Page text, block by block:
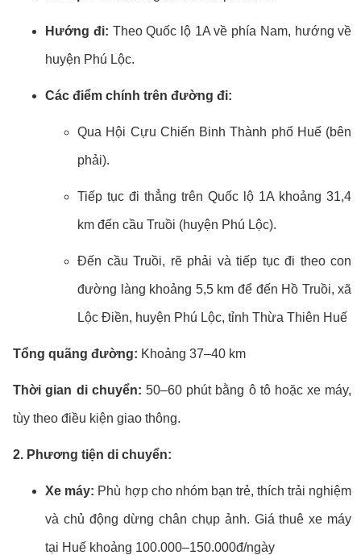
Hướng đi: Theo Quốc lộ 1A về phía Nam, hướng về
huyện Phú Lộc.
Các điểm chính trên đường đi:
Qua Hội Cựu Chiến Binh Thành phố Huế (bên
phải).
Tiếp tục đi thẳng trên Quốc lộ 1A khoảng 31,4
km đến cầu Truồi (huyện Phú Lộc).
Đến cầu Truồi, rẽ phải và tiếp tục đi theo con
đường làng khoảng 5,5 km để đến Hồ Truồi, xã
Lộc Điền, huyện Phú Lộc, tỉnh Thừa Thiên Huế
Tổng quãng đường: Khoảng 37–40 km
Thời gian di chuyển: 50–60 phút bằng ô tô hoặc xe máy,
tùy theo điều kiện giao thông.
2. Phương tiện di chuyển:
Xe máy: Phù hợp cho nhóm bạn trẻ, thích trải nghiệm
và chủ động dừng chân chụp ảnh. Giá thuê xe máy
tại Huế khoảng 100.000–150.000đ/ngày